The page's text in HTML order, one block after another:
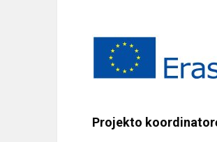
Projekto